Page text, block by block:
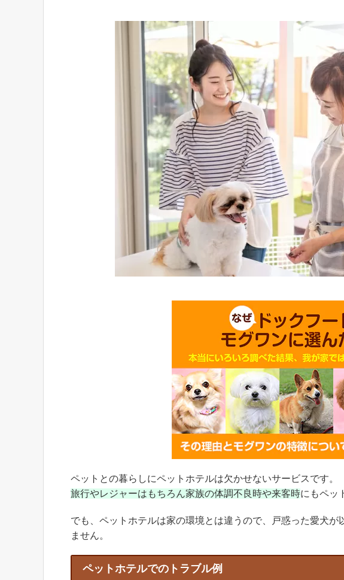
ペットとの暮らしにペットホテルは欠かせないサービスです。
旅行やレジャーはもちろん家族の体調不良時や来客時にもペッ
でも、ペットホテルは家の環境とは違うので、戸惑った愛犬
ません。
ペットホテルでのトラブル例